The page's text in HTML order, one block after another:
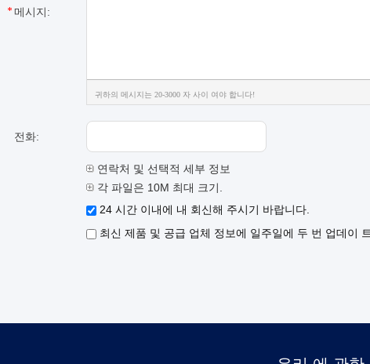
메시지:
귀하의 메시지는 20-3000 자 사이 여야 합니다!
전화:
연락처 및 선택적 세부 정보
각 파일은 10M 최대 크기.
24 시간 이내에 내 회신해 주시기 바랍니다.
최신 제품 및 공급 업체 정보에 일주일에 두 번 업데이